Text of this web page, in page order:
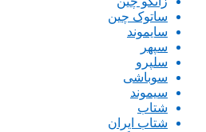
ساتوک چین
سایموند
سپهر
سلپرو
سوباشی
سیموند
شتاب
شتاب ایران